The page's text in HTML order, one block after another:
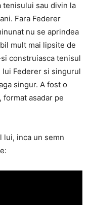
sau divin la
Fara Federer
nu se aprindea
mult mai lipsite de
construiasca tenisul
lui Federer si singurul
singur. A fost o
asadar pe
lui, inca un semn